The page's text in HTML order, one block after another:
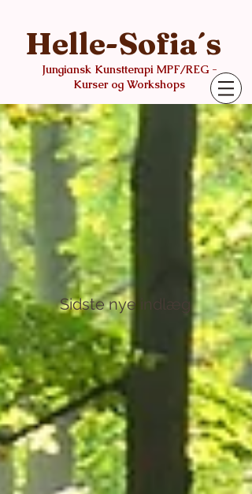
Helle-Sofia´s
Jungiansk Kunstterapi MPF/REG -
Kurser og Workshops
Sidste nye indlæg